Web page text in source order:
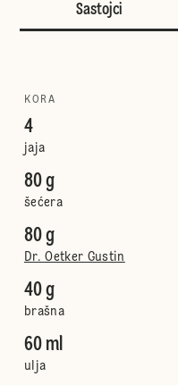
Sastojci
KORA
4
jaja
80 g
šećera
80 g
Dr. Oetker Gustin
40 g
brašna
60 ml
ulja